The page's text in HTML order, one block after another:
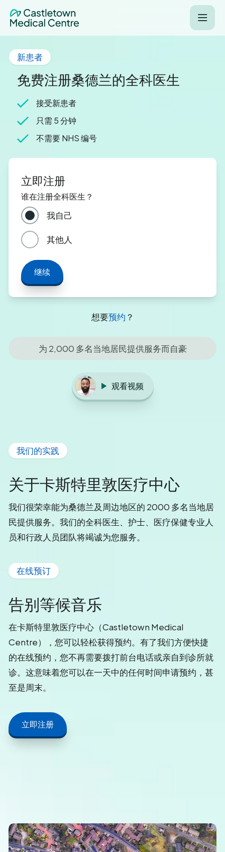
新患者
免费注册桑德兰的全科医生
接受新患者
只需 5 分钟
不需要 NHS 编号
立即注册
谁在注册全科医生？
我自己
其他人
继续
想要预约 ？
为 2,000 多名当地居民提供服务而自豪
观看视频
我们的实践
关于卡斯特里敦医疗中心
我们很荣幸能为桑德兰及周边地区的 2000 多名当地居
民提供服务。我们的全科医生、护士、医疗保健专业人
员和行政人员团队将竭诚为您服务。
在线预订
告别等候音乐
在卡斯特里敦医疗中心（Castletown Medical
Centre），您可以轻松获得预约。有了我们方便快捷
的在线预约，您不再需要拨打前台电话或亲自到诊所就
诊。这意味着您可以在一天中的任何时间申请预约，甚
至是周末。
立即注册